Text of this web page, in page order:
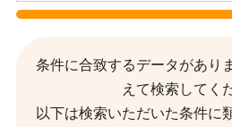
条件に合致するデータがあり
えて検索してく
以下は検索いただいた条件に